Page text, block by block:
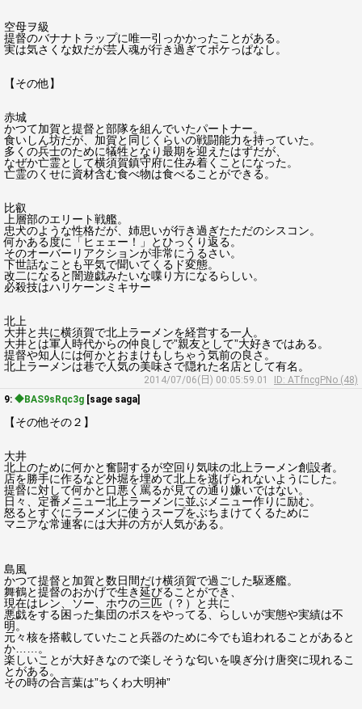
空母ヲ級
提督のバナナトラップに唯一引っかかったことがある。
実は気さくな奴だが芸人魂が行き過ぎてボケっぱなし。
【その他】
赤城
かつて加賀と提督と部隊を組んでいたパートナー。
食いしん坊だが、加賀と同じくらいの戦闘能力を持っていた。
多くの兵士のために犠牲となり最期を迎えたはずだが、
なぜか亡霊として横須賀鎮守府に住み着くことになった。
亡霊のくせに資材含む食べ物は食べることができる。
比叡
上層部のエリート戦艦。
忠犬のような性格だが、姉思いが行き過ぎたただのシスコン。
何かある度に「ヒェェー！」とひっくり返る。
そのオーバーリアクションが非常にうるさい。
下世話なことも平気で聞いてくるド変態。
改二になると闇遊戯みたいな喋り方になるらしい。
必殺技はハリケーンミキサー
北上
大井と共に横須賀で北上ラーメンを経営する一人。
大井とは軍人時代からの仲良しで”親友として”大好きではある。
提督や知人には何かとおまけもしちゃう気前の良さ。
北上ラーメンは巷で人気の美味さで隠れた名店として有名。
2014/07/06(日) 00:05:59.01
ID: ATfncgPNo (48)
9: ◆BAS9sRqc3g [sage saga]
【その他その２】
大井
北上のために何かと奮闘するが空回り気味の北上ラーメン創設者。
店を勝手に作るなど外堀を埋めて北上を逃げられないようにした。
提督に対して何かと口悪く罵るが見ての通り嫌いではない。
日々、定番メニュー北上ラーメンに並ぶメニュー作りに励む。
怒るとすぐにラーメンに使うスープをぶちまけてくるために
マニアな常連客には大井の方が人気がある。
島風
かつて提督と加賀と数日間だけ横須賀で過ごした駆逐艦。
舞鶴と提督のおかげで生き延びることができ、
現在はレン、ソー、ホウの三匹（？）と共に
悪戯をする困った集団のボスをやってる、らしいが実態や実績は不
明。
元々核を搭載していたこと兵器のために今でも追われることがあると
か……。
楽しいことが大好きなので楽しそうな匂いを嗅ぎ分け唐突に現れるこ
とがある。
その時の合言葉は”ちくわ大明神”